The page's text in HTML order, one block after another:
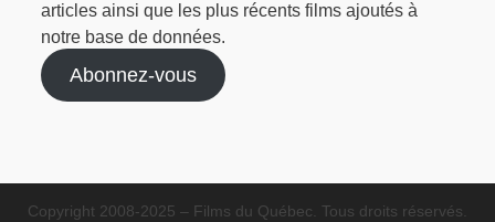
articles ainsi que les plus récents films ajoutés à
notre base de données.
Abonnez-vous
Copyright 2008-2025 – Films du Québec. Tous droits réservés.